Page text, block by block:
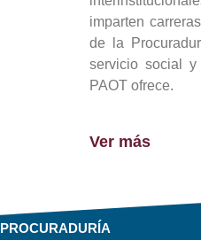
imparten
de la
servicio social y
PAOT ofrece.
Ver más
PROCURADURÍA